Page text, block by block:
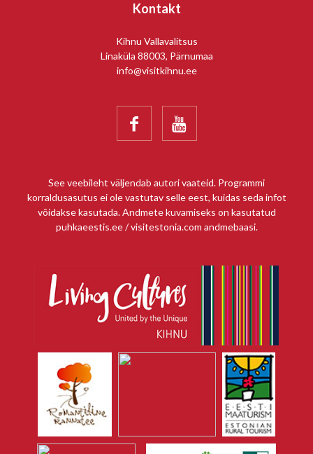
Kontakt
Kihnu Vallavalitsus
Linaküla 88003, Pärnumaa
info@visitkihnu.ee
 
See veebileht väljendab autori vaateid. Programmi
korraldusasutus ei ole vastutav selle eest, kuidas seda infot
võidakse kasutada. Andmete kuvamiseks on kasutatud
puhkaeestis.ee / visitestonia.com andmebaasi.